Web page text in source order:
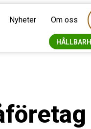
Nyheter Om oss